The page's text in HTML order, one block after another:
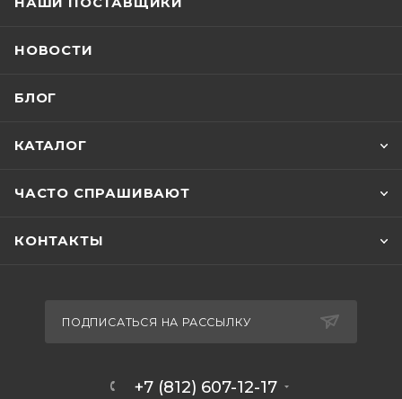
НОВОСТИ
БЛОГ
КАТАЛОГ
ЧАСТО СПРАШИВАЮТ
КОНТАКТЫ
ПОДПИСАТЬСЯ НА РАССЫЛКУ
+7 (812) 607-12-17